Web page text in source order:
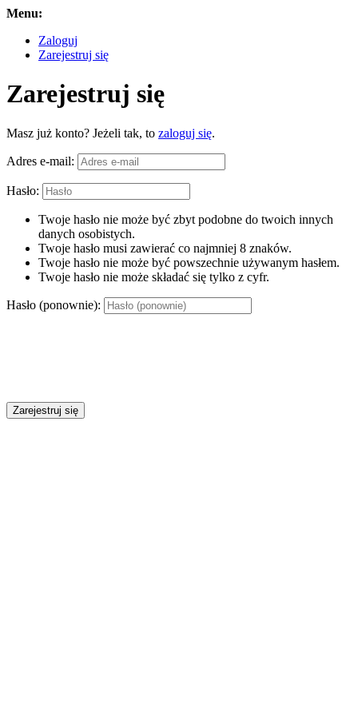
Menu:
Zaloguj
Zarejestruj się
Zarejestruj się
Masz już konto? Jeżeli tak, to zaloguj się.
Adres e-mail:
Hasło:
Twoje hasło nie może być zbyt podobne do twoich innych
danych osobistych.
Twoje hasło musi zawierać co najmniej 8 znaków.
Twoje hasło nie może być powszechnie używanym hasłem.
Twoje hasło nie może składać się tylko z cyfr.
Hasło (ponownie):
Zarejestruj się